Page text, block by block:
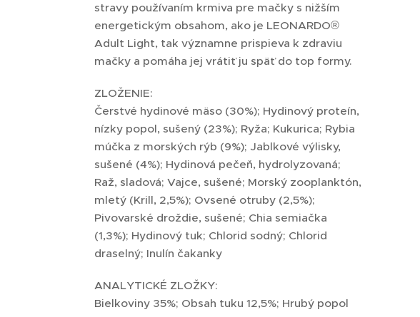
stravy používaním krmiva pre mačky s nižším
energetickým obsahom, ako je LEONARDO®
Adult Light, tak významne prispieva k zdraviu
mačky a pomáha jej vrátiť ju späť do top formy.
ZLOŽENIE:
Čerstvé hydinové mäso (30%); Hydinový proteín,
nízky popol, sušený (23%); Ryža; Kukurica; Rybia
múčka z morských rýb (9%); Jablkové výlisky,
sušené (4%); Hydinová pečeň, hydrolyzovaná;
Raž, sladová; Vajce, sušené; Morský zooplanktón,
mletý (Krill, 2,5%); Ovsené otruby (2,5%);
Pivovarské droždie, sušené; Chia semiačka
(1,3%); Hydinový tuk; Chlorid sodný; Chlorid
draselný; Inulín čakanky
ANALYTICKÉ ZLOŽKY:
Bielkoviny 35%; Obsah tuku 12,5%; Hrubý popol